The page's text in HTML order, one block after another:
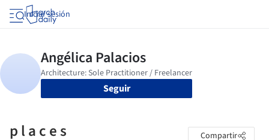
Iniciar sesión
Seguir
p l a c e s Compartir